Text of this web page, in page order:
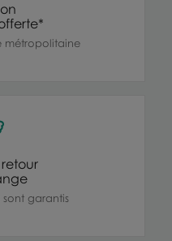
métropolitaine
sont garantis